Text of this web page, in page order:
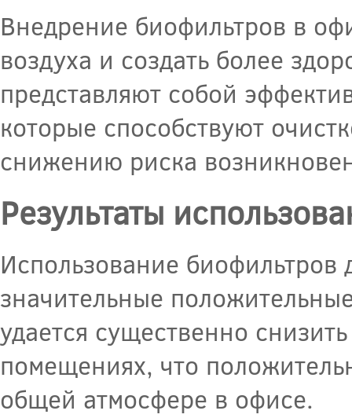
Внедрение биофильтров в
воздуха и создать более
представляют собой
которые способствуют
снижению риска
Результаты
Использование биофильтров
значительные
удается существенно
помещениях, что
общей атмосфере в офисе.